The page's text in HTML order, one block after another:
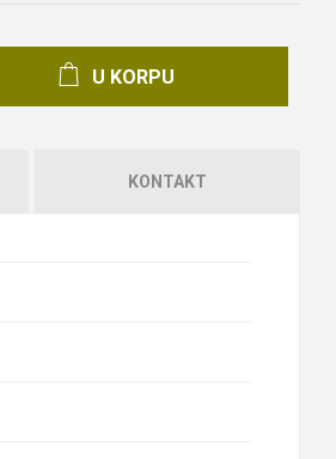
U KORPU
KONTAKT